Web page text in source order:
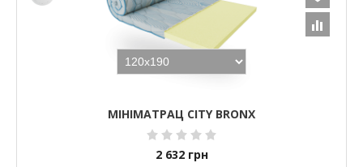
МІНІМАТРАЦ CITY BRONX
2 632 грн